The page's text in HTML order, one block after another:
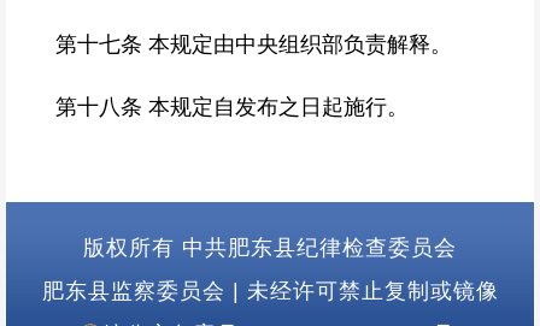
第十七条 本规定由中央组织部负责解释。
第十八条 本规定自发布之日起施行。
版权所有 中共肥东县纪律检查委员会
肥东县监察委员会
未经许可禁止复制或镜像